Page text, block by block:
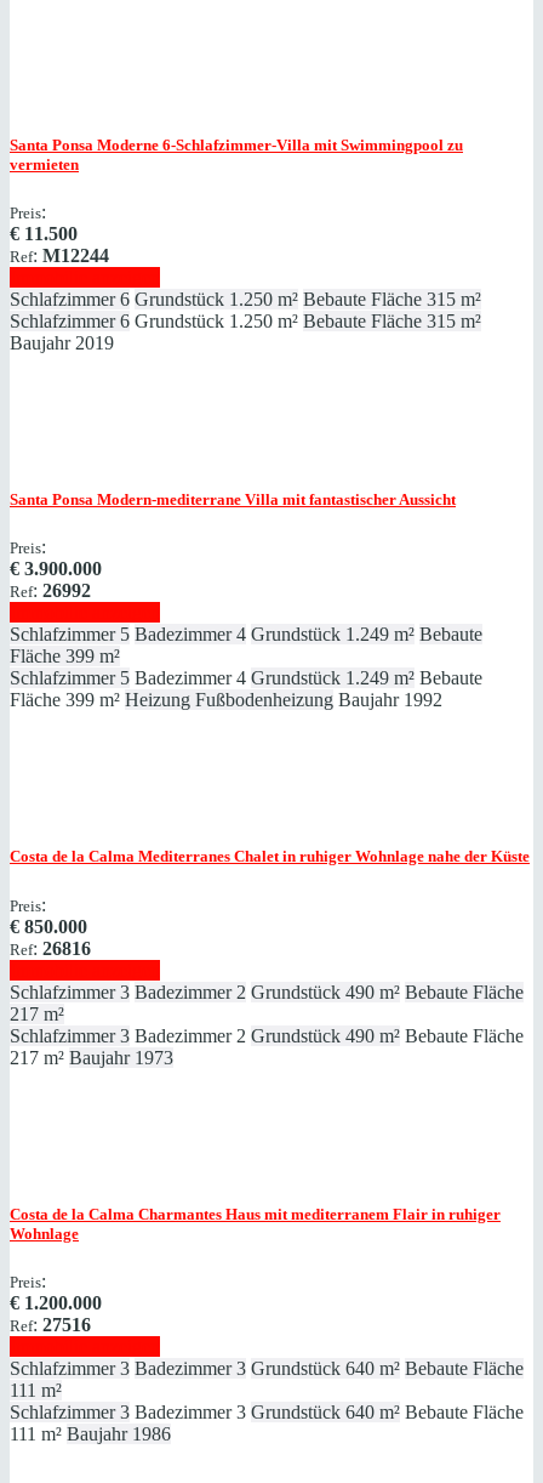
Santa Ponsa Moderne 6-Schlafzimmer-Villa mit Swimmingpool zu
vermieten
Preis:
€ 11.500
Ref: M12244
Schlafzimmer 6 Grundstück 1.250 m² Bebaute Fläche 315 m²
Schlafzimmer 6 Grundstück 1.250 m² Bebaute Fläche 315 m²
Baujahr 2019
Santa Ponsa Modern-mediterrane Villa mit fantastischer Aussicht
Preis:
€ 3.900.000
Ref: 26992
Schlafzimmer 5 Badezimmer 4 Grundstück 1.249 m² Bebaute
Fläche 399 m²
Schlafzimmer 5 Badezimmer 4 Grundstück 1.249 m² Bebaute
Fläche 399 m² Heizung Fußbodenheizung Baujahr 1992
Costa de la Calma Mediterranes Chalet in ruhiger Wohnlage nahe der Küste
Preis:
€ 850.000
Ref: 26816
Schlafzimmer 3 Badezimmer 2 Grundstück 490 m² Bebaute Fläche
217 m²
Schlafzimmer 3 Badezimmer 2 Grundstück 490 m² Bebaute Fläche
217 m² Baujahr 1973
Costa de la Calma Charmantes Haus mit mediterranem Flair in ruhiger
Wohnlage
Preis:
€ 1.200.000
Ref: 27516
Schlafzimmer 3 Badezimmer 3 Grundstück 640 m² Bebaute Fläche
111 m²
Schlafzimmer 3 Badezimmer 3 Grundstück 640 m² Bebaute Fläche
111 m² Baujahr 1986